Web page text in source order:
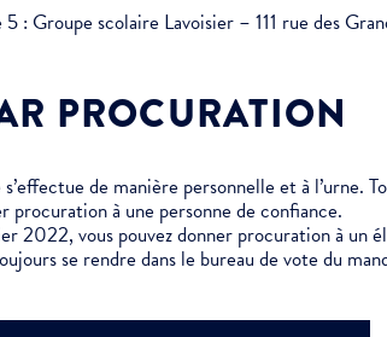
: Groupe scolaire Lavoisier – 111 rue des
PROCURATION
de manière personnelle et à l’urne.
procuration à une personne de confiance.
2022, vous pouvez donner procuration à
se rendre dans le bureau de vote du
Alertes Mail
Newsletter Culture
Newsletter Sport et Vie associative